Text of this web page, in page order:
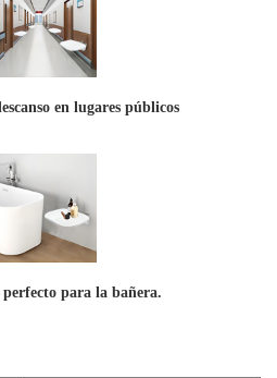
en lugares públicos
perfecto para la bañera.